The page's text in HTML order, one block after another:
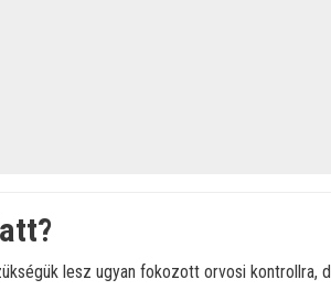
lesz ugyan fokozott orvosi kontrollra,